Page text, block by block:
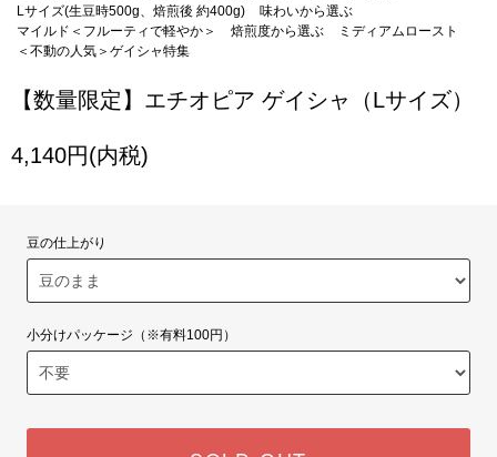
Lサイズ(生豆時500g、焙煎後 約400g)
味わいから選ぶ
マイルド＜フルーティで軽やか＞
焙煎度から選ぶ
ミディアムロースト
＜不動の人気＞ゲイシャ特集
【数量限定】エチオピア ゲイシャ（Lサイズ）
4,140円(内税)
豆の仕上がり
小分けパッケージ（※有料100円）